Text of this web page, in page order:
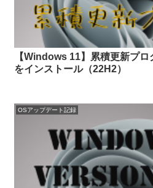
【Windows 11】累積更新プロ
をインストール（22H2）
OSアップデート記録